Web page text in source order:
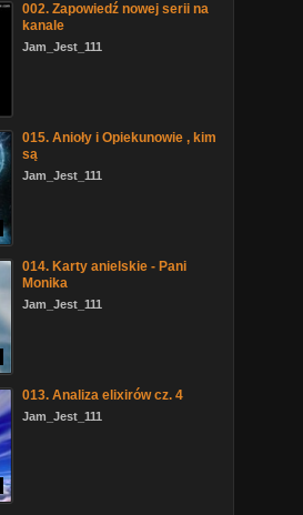
002. Zapowiedź nowej serii na
kanale
Jam_Jest_111
015. Anioły i Opiekunowie , kim
są
Jam_Jest_111
014. Karty anielskie - Pani
Monika
Jam_Jest_111
013. Analiza elixirów cz. 4
Jam_Jest_111